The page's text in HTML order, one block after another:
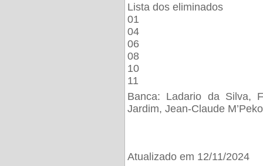
Lista dos eliminados
01
04
06
08
10
11
Banca: Ladario da Silva,
Jardim, Jean-Claude M’Peko
Atualizado em 12/11/2024